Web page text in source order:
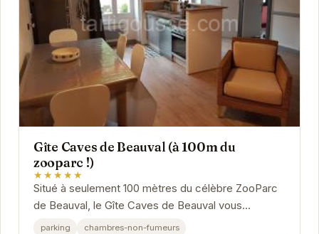
Gîte Caves de Beauval (à 100m du
zooparc !)
★★★★★
Situé à seulement 100 mètres du célèbre ZooParc
de Beauval, le Gîte Caves de Beauval vous
accueille dans un cadre paisible et convivial. Ce...
parking chambres-non-fumeurs